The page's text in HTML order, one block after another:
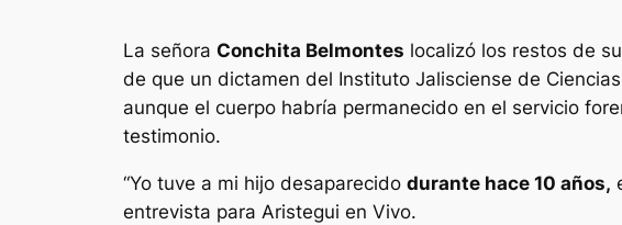
La señora Conchita Belmontes localizó los restos de
de que un dictamen del Instituto Jalisciense de
aunque el cuerpo habría permanecido en el servicio
testimonio.
“Yo tuve a mi hijo desaparecido durante hace 10 años,
entrevista para Aristegui en Vivo.